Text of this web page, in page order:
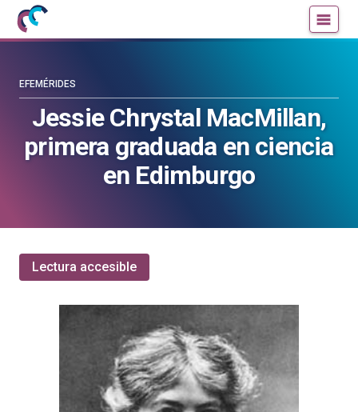
Mujeres
con
Cultura
Científica
blog
Cultura
Científica
Jessie Chrystal MacMillan,
primera graduada en ciencia
en Edimburgo
EFEMÉRIDES
Lectura accesible